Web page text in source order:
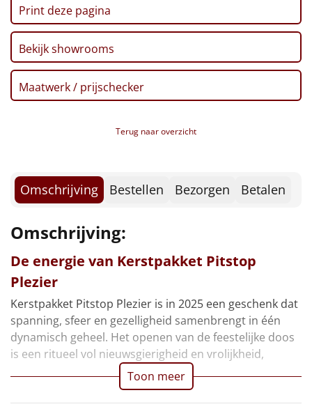
Pizzarette
Tas
Wake up light
NIEUW
Slowcooker POPULAIR
Deken (fleece plaid)
Alle artikelen
Overige
Ideeën
Personeel
Doe het zelf
Print deze pagina
Bekijk showrooms
Maatwerk / prijschecker
Terug naar overzicht
Omschrijving Bestellen Bezorgen Betalen
Omschrijving:
De energie van Kerstpakket Pitstop
Plezier
Kerstpakket Pitstop Plezier is in 2025 een geschenk dat
spanning, sfeer en gezelligheid samenbrengt in één
dynamisch geheel. Het openen van de feestelijke doos
is een ritueel vol nieuwsgierigheid en vrolijkheid,
Toon meer